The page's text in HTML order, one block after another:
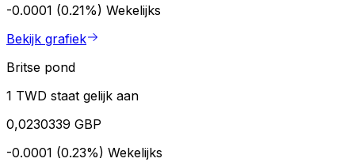
-0.0001 (0.21%) Wekelijks
Bekijk grafiek
Britse pond
1 TWD staat gelijk aan
0,0230339 GBP
-0.0001 (0.23%) Wekelijks